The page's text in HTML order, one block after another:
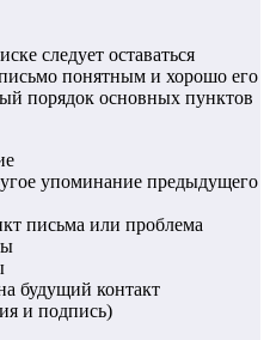
следует оставаться
понятным и хорошо его
порядок основных пунктов
упоминание предыдущего
письма или проблема
будущий контакт
и подпись)